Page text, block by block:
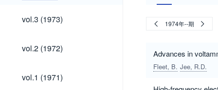
vol.3
(1973)
vol.3 (1973)
vol.2
(1972)
vol.2 (1972)
vol.1
(1971)
vol.1 (1971)
1974年--期
Advances in
Fleet, B. Jee, R.D.